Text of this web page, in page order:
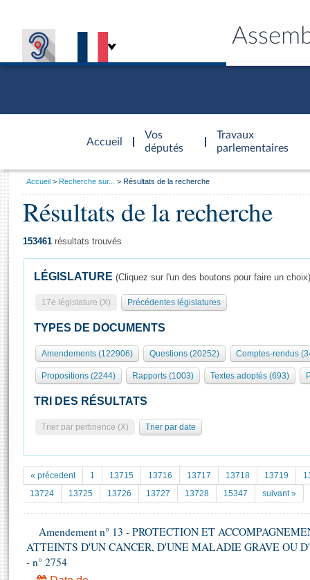
Accueil
d'accueil
Vos
députés
Travaux
parlementaires
Présidence
577 députés
Groupes politiques
Séance publique
Commissions et autres organes
Europe et International
Pétitions
Documents parlementaires
Projets de loi
Propositions de loi
Amendements
Textes adoptés
Général
Rôle et pouvoirs de l'Assemblée
Organisation de l'Assemblée
Présidence Conférence des Présidents Bureau Collège des
Statistiques et chiffres clés
Documents de référence
( Constitution | Règlement de l'Assemblée ... )
Histoire
Juniors
Visiter l'Assemblée
Visite virtuelle du palais Bourbon
Assister à une séance
La Bibliothèque
Les archives
Photos libres de droit
Vous
Accueil Recherche sur... Résultats de la recherche
Résultats de la recherche
153461 résultats trouvés
LÉGISLATURE (Cliquez sur l'un des boutons pour faire un choix)
17e législature (X) Précédentes législatures
TYPES DE DOCUMENTS
Amendements (122906) Questions (20252) Comptes-rendus
Propositions (2244) Rapports (1003) Textes adoptés (693)
TRI DES RÉSULTATS
Trier par pertinence (X) Trier par date
« précedent 1 13715 13716 13717 13718 13719
13724
13725 13726 13727 13728 15347 suivant »
Amendement n° 13 - PROTECTION ET
ATTEINTS D'UN CANCER, D'UNE MALADIE GRAVE OU
- n° 2754